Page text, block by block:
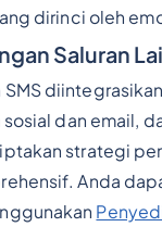
dirinci oleh
Saluran
dan email,
strategi
Anda